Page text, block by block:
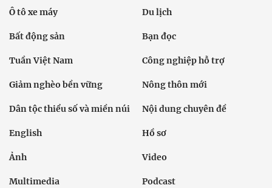
Ô tô xe máy Du lịch
Bất động sản Bạn đọc
Tuần Việt Nam Công nghiệp hỗ trợ
Giảm nghèo bền vững Nông thôn mới
Dân tộc thiểu số và miền núi Nội dung chuyên đề
English Hồ sơ
Ảnh Video
Multimedia Podcast